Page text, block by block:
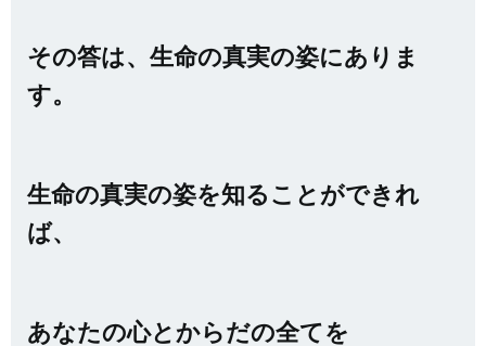
その答は、生命の真実の姿にありま
す。
生命の真実の姿を知ることができれ
ば、
あなたの心とからだの全てを